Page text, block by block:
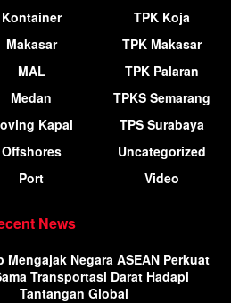
Kontainer
Makasar
MAL
Medan
Kapal
Offshores
Port
TPK Koja
TPK Makasar
TPK Palaran
TPKS Semarang
TPS Surabaya
Uncategorized
Video
News
Mengajak Negara ASEAN Perkuat
Transportasi Darat Hadapi
Tantangan Global